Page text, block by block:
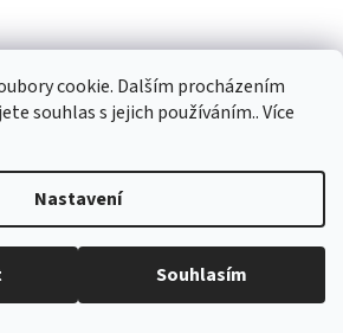
cookie. Dalším procházením
souhlas s jejich používáním.. Více
Nastavení
Souhlasím
. Všechna práva vyhrazena.Upravit